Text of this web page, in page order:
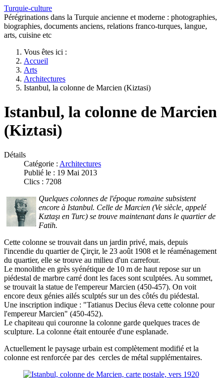
Turquie-culture
Pérégrinations dans la Turquie ancienne et moderne : photographies,
biographies, documents anciens, relations franco-turques, langue,
arts, cuisine etc
Vous êtes ici :
Accueil
Arts
Architectures
Istanbul, la colonne de Marcien (Kiztasi)
Istanbul, la colonne de Marcien
(Kiztasi)
Détails
Catégorie : Architectures
Publié le : 19 Mai 2013
Clics : 7208
Quelques colonnes de l'époque romaine subsistent
encore à Istanbul. Celle de Marcien (Ve siècle, appelé
Kıztaşı en Turc) se trouve maintenant dans le quartier de
Fatih.
Cette colonne se trouvait dans un jardin privé, mais, depuis
l'incendie du quartier de Çirçir, le 23 août 1908 et le réaménagement
du quartier, elle se trouve au milieu d'un carrefour.
Le monolithe en grès syénétique de 10 m de haut repose sur un
piédestal de marbre carré dont les faces sont sculptées. Au sommet,
se trouvait la statue de l'empereur Marcien (450-457). On voit
encore deux génies ailés sculptés sur un des côtés du piédestal.
Une inscription indique : "Tatianus Decius éleva cette colonne pour
l'empereur Marcien" (450-452).
Le chapiteau qui couronne la colonne garde quelques traces de
sculpture. La colonne était entourée d'une esplanade.
Actuellement le paysage urbain est complètement modifié et la
colonne est renforcée par des cercles de métal supplémentaires.